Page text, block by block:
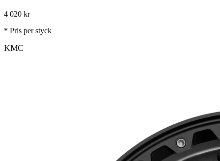
4 020 kr
* Pris per styck
KMC